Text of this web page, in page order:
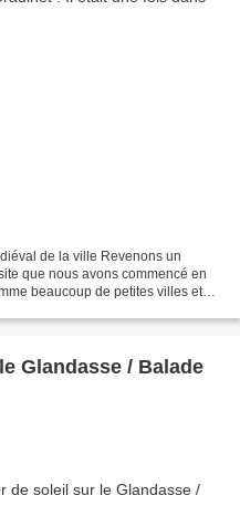
de la ville Revenons un
que nous avons commencé en
beaucoup de petites villes et
Glandasse / Balade